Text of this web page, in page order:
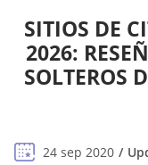
SITIOS DE
2026:
SOLTEROS
24 sep 2020